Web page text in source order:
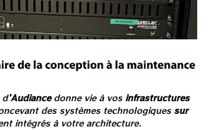
d’Audiancedonne vie à vosinfrastructures
des systèmes technologiquessur
intégrés à votre architecture.